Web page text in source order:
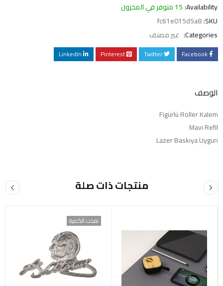
Availability: 15 متوفر في المخزون
SKU:
fc61e015d5a8
Categories: غير مصنف
Facebook
Twitter
Pinterest
LinkedIn
الوصف
Figürlü Roller Kalem
Mavi Refil
Lazer Baskıya Uygun
منتجات ذات صلة
نفذت الكمية